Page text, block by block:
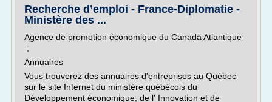
Recherche d’emploi - France-Diplomatie -
Ministère des ...
Agence de promotion économique du Canada Atlantique
;
Annuaires
Vous trouverez des annuaires d'entreprises au Québec
sur le site Internet du ministère québécois du
Développement économique, de l' Innovation et de